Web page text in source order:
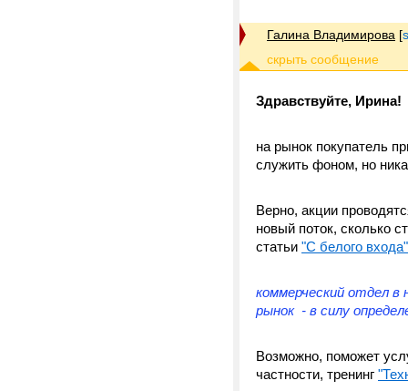
Галина Владимирова [
Здравствуйте, Ирина!
на рынок покупатель
служить фоном, но
Верно, акции
новый поток, сколько
статьи "С белого входа"
коммерческий отдел
рынок - в силу
Возможно, поможет
частности, тренинг